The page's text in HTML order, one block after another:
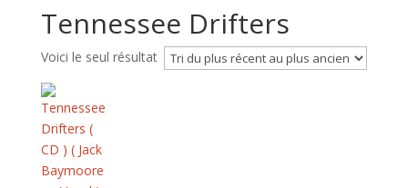
Tennessee Drifters
Voici le seul résultat